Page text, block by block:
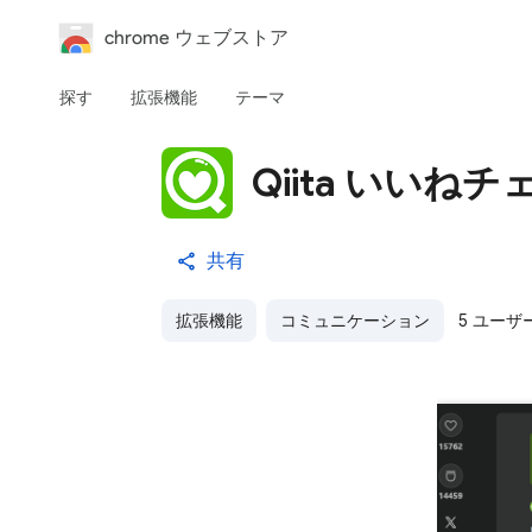
chrome ウェブストア
探す 拡張機能 テーマ
Qiita いいねチ
共有
拡張機能 コミュニケーション 5 ユーザ